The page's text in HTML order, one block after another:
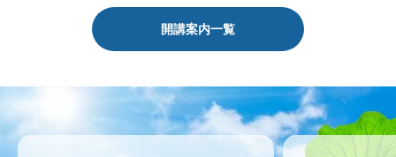
開講案内一覧